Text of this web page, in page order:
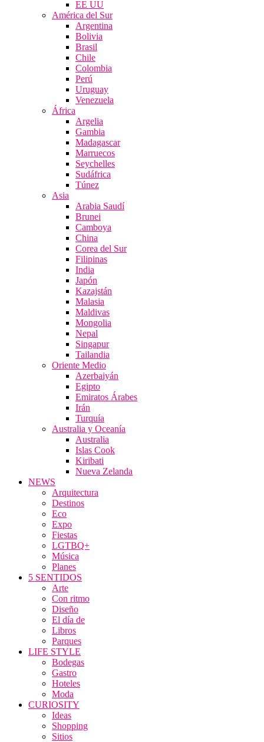
EE UU
América del Sur
Argentina
Bolivia
Brasil
Chile
Colombia
Perú
Uruguay
Venezuela
África
Argelia
Gambia
Madagascar
Marruecos
Seychelles
Sudáfrica
Túnez
Asia
Arabia Saudí
Brunei
Camboya
China
Corea del Sur
Filipinas
India
Japón
Kazajstán
Malasia
Maldivas
Mongolia
Nepal
Singapur
Tailandia
Oriente Medio
Azerbaiyán
Egipto
Emiratos Árabes
Irán
Turquía
Australia y Oceanía
Australia
Islas Cook
Kiribati
Nueva Zelanda
NEWS
Arquitectura
Destinos
Eco
Expo
Fiestas
LGTBQ+
Música
Planes
5 SENTIDOS
Arte
Con ritmo
Diseño
El día de
Libros
Parques
LIFE STYLE
Bodegas
Gastro
Hoteles
Moda
CURIOSITY
Ideas
Shopping
Sitios